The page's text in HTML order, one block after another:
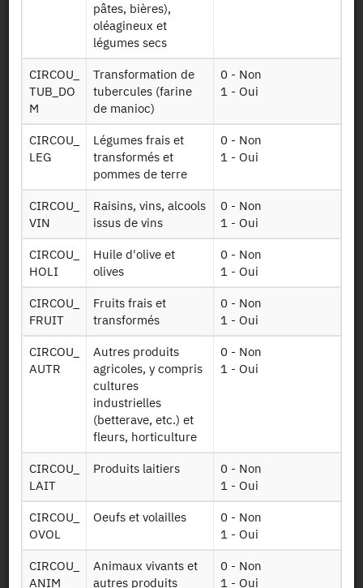
RA2020 COEFS
PBS17 220415
Données sur les
PBS (production
brute standard)
par exploitation
2020
RA2020
PRODVEG
220415
Données sur les
productions
végétales 2020
RA2020
ABATTIS
220415
Données sur les
productions
végétales -
abattis / jardin
mahorais 2020
RA2020 HORTI
productions
végétales -
ornementale et
pépinière 2020
RA2020 PPAM
220415
Données sur les
productions
végétales -
Plantes à
Parfum,
Médicinales
(PPAM) 2020
RA2020
LEGUMES
Données sur les
productions
végétales -
pâtes, bières),
oléagineux et
légumes secs
CIRCOU_
TUB_DO
M
Transformation de
tubercules (farine
de manioc)
0 - Non
1 - Oui
CIRCOU_
LEG
Légumes frais et
transformés et
pommes de terre
0 - Non
1 - Oui
CIRCOU_
VIN
Raisins, vins, alcools
issus de vins
0 - Non
1 - Oui
CIRCOU_
HOLI
Huile d'olive et
olives
0 - Non
1 - Oui
CIRCOU_
FRUIT
Fruits frais et
transformés
0 - Non
1 - Oui
CIRCOU_
AUTR
Autres produits
agricoles, y compris
cultures
industrielles
(betterave, etc.) et
fleurs, horticulture
0 - Non
1 - Oui
CIRCOU_
LAIT
Produits laitiers
0 - Non
1 - Oui
CIRCOU_
OVOL
Oeufs et volailles
0 - Non
1 - Oui
CIRCOU_
ANIM
Animaux vivants et
autres produits
0 - Non
1 - Oui